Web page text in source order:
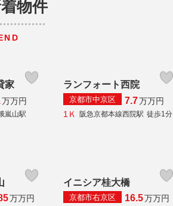
物件
家
万万円
嵐山駅
ランフォート西院
京都市中京区 7.7万万円
1Ｋ
阪急京都本線西院駅 徒歩1分
万万円
イニシア桂大橋
京都市右京区 16.5万万円